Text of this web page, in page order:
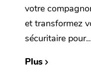
votre
et transformez
sécuritaire pour...
Plus